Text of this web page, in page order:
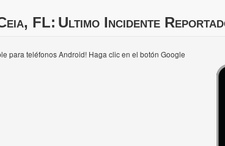
FL: Ultimo Incidente
para teléfonos Android! Haga clic en el botón Google